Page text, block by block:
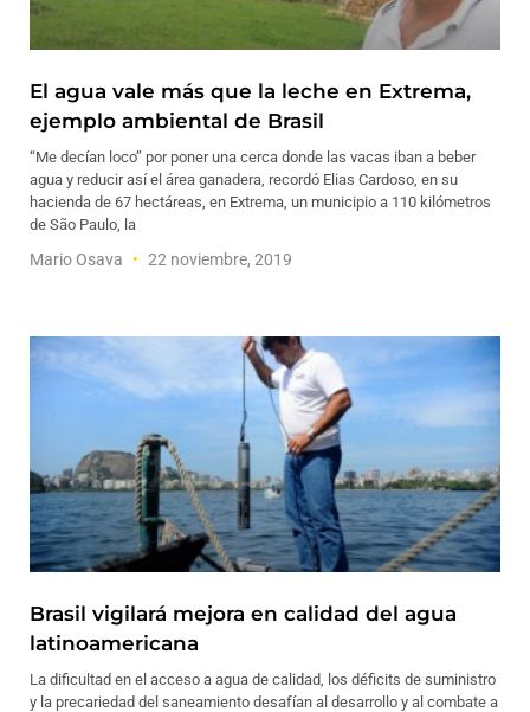
El agua vale más que la leche en Extrema,
ejemplo ambiental de Brasil
“Me decían loco” por poner una cerca donde las vacas iban a beber
agua y reducir así el área ganadera, recordó Elias Cardoso, en su
hacienda de 67 hectáreas, en Extrema, un municipio a 110 kilómetros
de São Paulo, la
Mario Osava 22 noviembre, 2019
Brasil vigilará mejora en calidad del agua
latinoamericana
La dificultad en el acceso a agua de calidad, los déficits de suministro
y la precariedad del saneamiento desafían al desarrollo y al combate a